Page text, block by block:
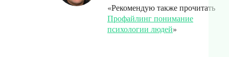
«Рекомендую также прочитать
Профайлинг понимание
психологии людей»